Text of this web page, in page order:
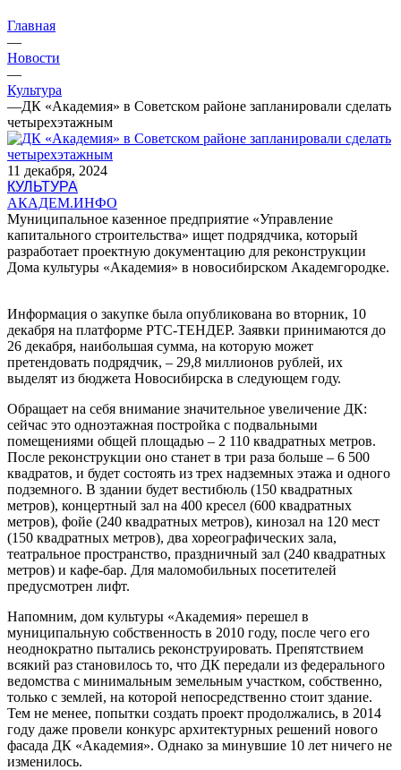
Главная
—
Новости
—
Культура
—ДК «Академия» в Советском районе запланировали сделать
четырехэтажным
11 декабря, 2024
КУЛЬТУРА
АКАДЕМ.ИНФО
Муниципальное казенное предприятие «Управление
капитального строительства» ищет подрядчика, который
разработает проектную документацию для реконструкции
Дома культуры «Академия» в новосибирском Академгородке.
Информация о закупке была опубликована во вторник, 10
декабря на платформе РТС-ТЕНДЕР. Заявки принимаются до
26 декабря, наибольшая сумма, на которую может
претендовать подрядчик, – 29,8 миллионов рублей, их
выделят из бюджета Новосибирска в следующем году.
Обращает на себя внимание значительное увеличение ДК:
сейчас это одноэтажная постройка с подвальными
помещениями общей площадью – 2 110 квадратных метров.
После реконструкции оно станет в три раза больше – 6 500
квадратов, и будет состоять из трех надземных этажа и одного
подземного. В здании будет вестибюль (150 квадратных
метров), концертный зал на 400 кресел (600 квадратных
метров), фойе (240 квадратных метров), кинозал на 120 мест
(150 квадратных метров), два хореографических зала,
театральное пространство, праздничный зал (240 квадратных
метров) и кафе-бар. Для маломобильных посетителей
предусмотрен лифт.
Напомним, дом культуры «Академия» перешел в
муниципальную собственность в 2010 году, после чего его
неоднократно пытались реконструировать. Препятствием
всякий раз становилось то, что ДК передали из федерального
ведомства с минимальным земельным участком, собственно,
только с землей, на которой непосредственно стоит здание.
Тем не менее, попытки создать проект продолжались, в 2014
году даже провели конкурс архитектурных решений нового
фасада ДК «Академия». Однако за минувшие 10 лет ничего не
изменилось.